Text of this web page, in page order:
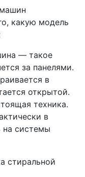
какую модель
— такое
за панелями.
в
открытой.
техника.
в
на системы
стиральной